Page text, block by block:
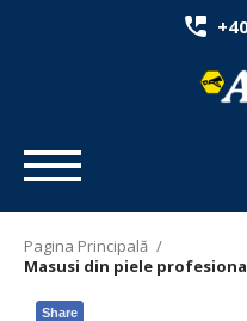
Pagina Principală /
Masusi din piele
Share